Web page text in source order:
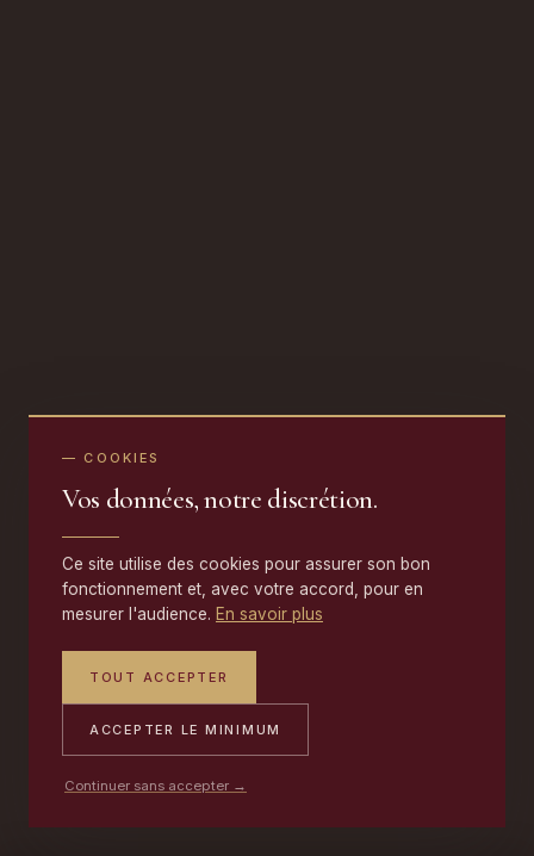
— COOKIES
Vos données, notre discrétion.
Ce site utilise des cookies pour assurer son bon
fonctionnement et, avec votre accord, pour en
mesurer l'audience. En savoir plus
TOUT ACCEPTER
ACCEPTER LE MINIMUM
Continuer sans accepter →